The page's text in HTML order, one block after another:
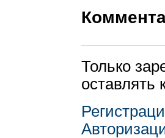
Только
оставлять